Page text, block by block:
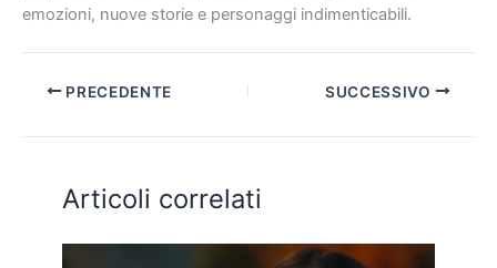
emozioni, nuove storie e personaggi indimenticabili.
PRECEDENTE SUCCESSIVO
Articoli correlati